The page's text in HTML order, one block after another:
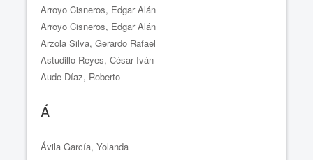
Arroyo Cisneros, Edgar Alán
Arroyo Cisneros, Edgar Alán
Arzola Silva, Gerardo Rafael
Astudillo Reyes, César Iván
Aude Díaz, Roberto
Á
Ávila García, Yolanda